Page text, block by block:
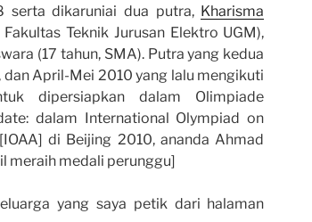
dikaruniai dua putra, Kharisma
Teknik Jurusan Elektro UGM),
(17 tahun, SMA). Putra yang kedua
April-Mei 2010 yang lalu mengikuti
dipersiapkan dalam Olimpiade
dalam International Olympiad on
di Beijing 2010, ananda Ahmad
meraih medali perunggu]
yang saya petik dari halaman